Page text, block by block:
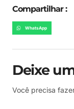
Compartilhar :
WhatsApp
Deixe
Você precisa